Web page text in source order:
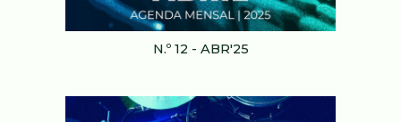
N.º 12 - ABR'25